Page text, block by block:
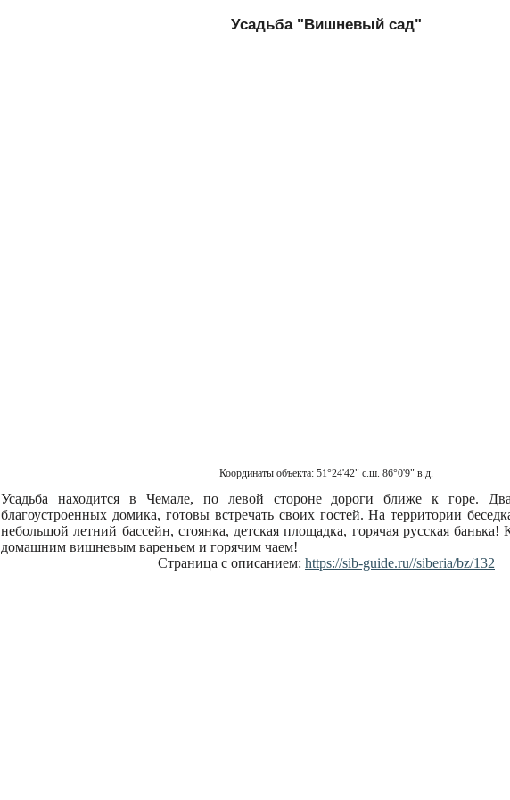
Усадьба "Вишневый сад"
Координаты объекта: 51°24'42" с.ш. 86°0'9" в.д.
Усадьба находится в Чемале, по левой стороне дороги ближе к горе.
благоустроенных домика, готовы встречать своих гостей. На территории
небольшой летний бассейн, стоянка, детская площадка, горячая русская
домашним вишневым вареньем и горячим чаем!
Страница с описанием: https://sib-guide.ru//siberia/bz/132